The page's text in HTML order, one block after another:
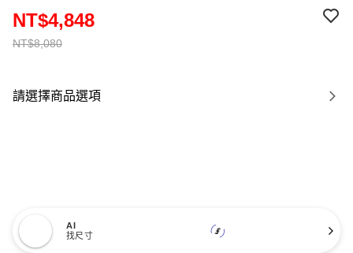
NT$8,080
NT$4,848
請選擇商品選項
AI
找尺寸